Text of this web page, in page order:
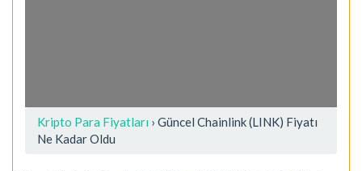
Kripto Para Fiyatları › Güncel Chainlink (LINK) Fiyatı
Ne Kadar Oldu